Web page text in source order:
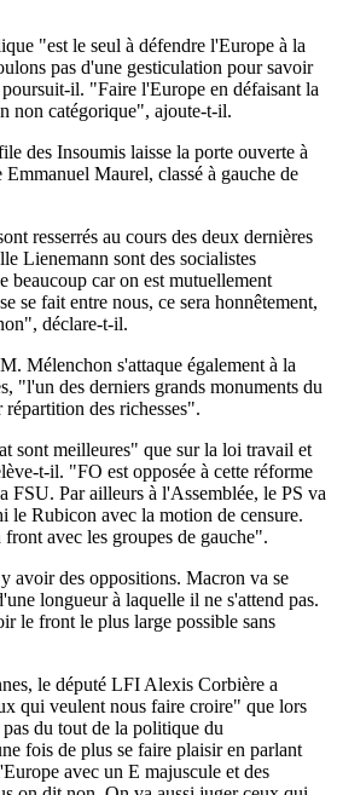
"est le seul à défendre l'Europe à la
pas d'une gesticulation pour savoir
il. "Faire l'Europe en défaisant la
non catégorique", ajoute-t-il.
des Insoumis laisse la porte ouverte à
Maurel, classé à gauche de
resserrés au cours des deux dernières
Lienemann sont des socialistes
beaucoup car on est mutuellement
se fait entre nous, ce sera honnêtement,
déclare-t-il.
Mélenchon s'attaque également à la
"l'un des derniers grands monuments du
des richesses".
sont meilleures" que sur la loi travail et
t-il. "FO est opposée à cette réforme
FSU. Par ailleurs à l'Assemblée, le PS va
le Rubicon avec la motion de censure.
avec les groupes de gauche".
avoir des oppositions. Macron va se
longueur à laquelle il ne s'attend pas.
le front le plus large possible sans
le député LFI Alexis Corbière a
qui veulent nous faire croire" que lors
du tout de la politique du
fois de plus se faire plaisir en parlant
avec un E majuscule et des